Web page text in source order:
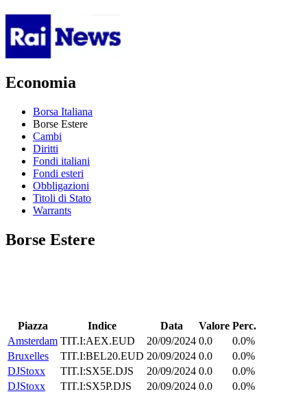
Economia
Borsa Italiana
Borse Estere
Cambi
Diritti
Fondi italiani
Fondi esteri
Obbligazioni
Titoli di Stato
Warrants
Borse Estere
Piazza Indice Data Valore Perc.
Amsterdam TIT.I:AEX.EUD 20/09/2024 0.0
0.0%
Bruxelles
TIT.I:BEL20.EUD 20/09/2024 0.0
0.0%
DJStoxx
TIT.I:SX5E.DJS 20/09/2024 0.0
0.0%
DJStoxx
TIT.I:SX5P.DJS 20/09/2024 0.0
0.0%